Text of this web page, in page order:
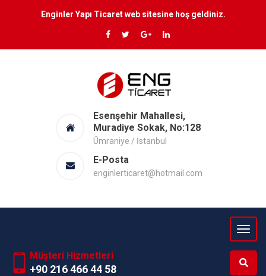
Enginler Yapı Ticaret web sitesine hoş geldiniz.
Esenşehir Mahallesi,
Muradiye Sokak, No:128
Ümraniye / İstanbul
E-Posta
enginlerticaret@hotmail.com
Müşteri Hizmetleri
+90 216 466 44 58